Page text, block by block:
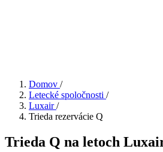
Domov /
Letecké spoločnosti /
Luxair /
Trieda rezervácie Q
Trieda Q na letoch